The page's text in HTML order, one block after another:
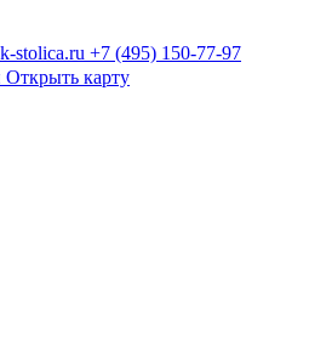
stolica.ru +7 (495) 150-77-97
Открыть карту